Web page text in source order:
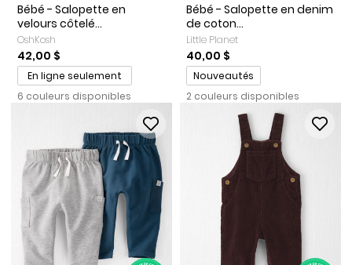
Bébé - Salopette en
velours côtelé...
OshKosh
42,00 $
En ligne seulement
6 couleurs disponibles
Bébé - Salopette en denim
de coton...
Little Planet
40,00 $
Promotions
Nouveautés
2 couleurs disponibles